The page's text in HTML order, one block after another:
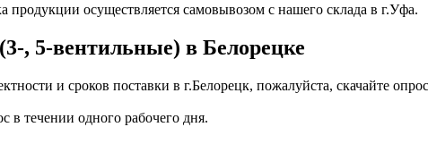
продукции осуществляется самовывозом с нашего склада в г.Уфа.
, 5-вентильные) в Белорецке
и сроков поставки в г.Белорецк, пожалуйста, скачайте
в течении одного рабочего дня.